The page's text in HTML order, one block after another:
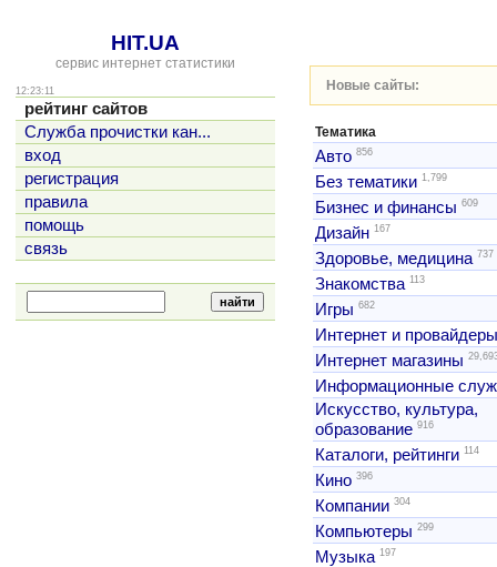
HIT.UA
сервис интернет статистики
12:23:11
рейтинг сайтов
Служба прочистки кан...
вход
регистрация
правила
помощь
связь
Новые сайты:
Тематика
Авто 856
Без тематики 1,799
Бизнес и финансы 609
Дизайн 167
Здоровье, медицина 737
Знакомства 113
Игры 682
Интернет и провайдеры
Интернет магазины
Информационные
Искусство, культура,
образование 916
Каталоги, рейтинги 114
Кино 396
Компании 304
Компьютеры 299
Музыка 197